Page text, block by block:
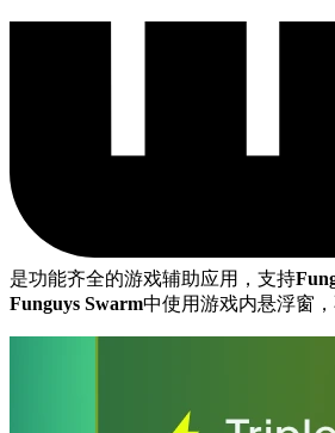
是功能齐全的游戏辅助应用，支持
Funguys Swarm中使用游戏内悬浮窗